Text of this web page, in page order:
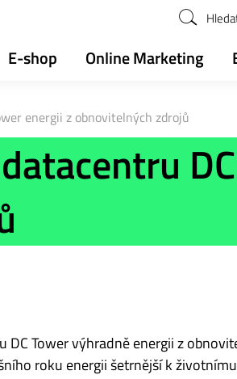
E-shop Online Marketing
energii z obnovitelných zdrojů
DC
Tower výhradně energii z
roku energii šetrnější k